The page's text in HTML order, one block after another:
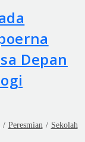
Depan
/ Peresmian / Sekolah